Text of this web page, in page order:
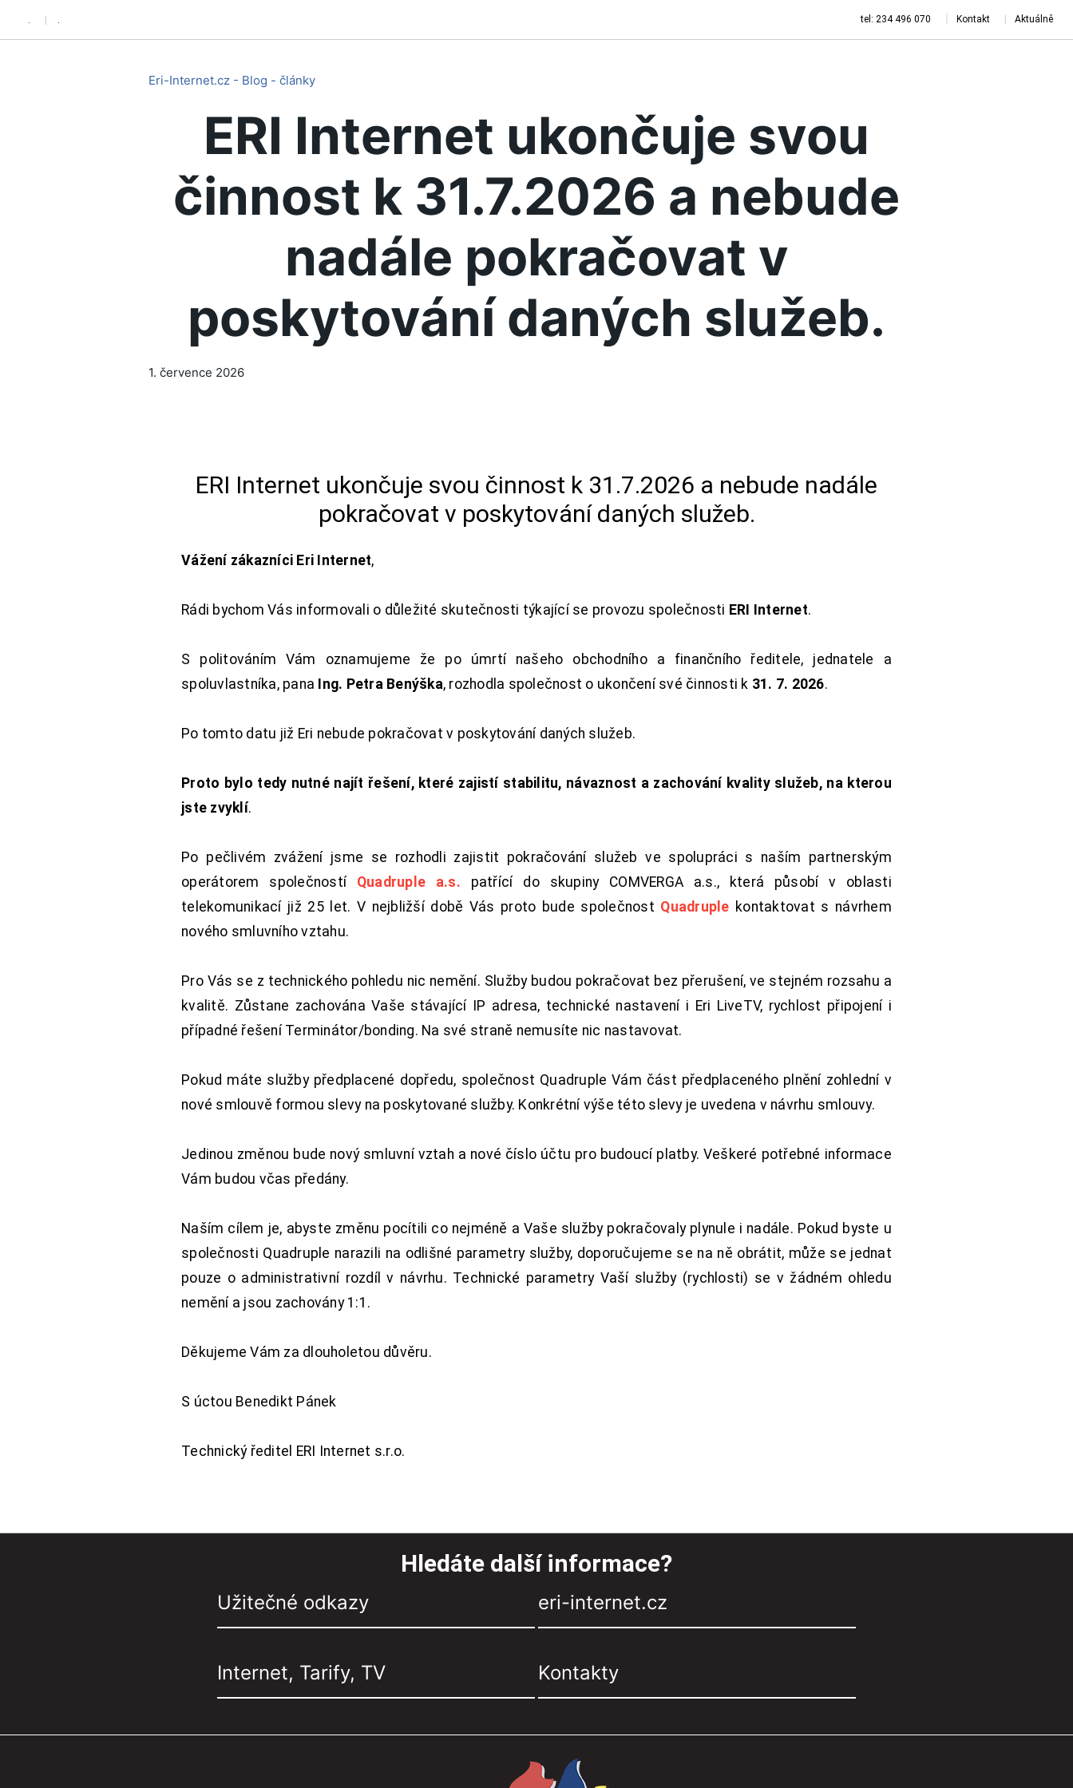
. . tel: 234 496 070 Kontakt Aktuálně
Eri-Internet.cz - Blog - články
ERI Internet ukončuje svou
činnost k 31.7.2026 a nebude
nadále pokračovat v
poskytování daných služeb.
1. července 2026
ERI Internet ukončuje svou činnost k 31.7.2026 a nebude nadále
pokračovat v poskytování daných služeb.
Vážení zákazníci Eri Internet,
Rádi bychom Vás informovali o důležité skutečnosti týkající se provozu společnosti ERI Internet.
S politováním Vám oznamujeme že po úmrtí našeho obchodního a finančního ředitele, jednatele a
spoluvlastníka, pana Ing. Petra Benýška, rozhodla společnost o ukončení své činnosti k 31. 7. 2026.
Po tomto datu již Eri nebude pokračovat v poskytování daných služeb.
Proto bylo tedy nutné najít řešení, které zajistí stabilitu, návaznost a zachování kvality služeb, na kterou
jste zvyklí.
Po pečlivém zvážení jsme se rozhodli zajistit pokračování služeb ve spolupráci s naším partnerským
operátorem společností Quadruple a.s. patřící do skupiny COMVERGA a.s., která působí v oblasti
telekomunikací již 25 let. V nejbližší době Vás proto bude společnost Quadruple kontaktovat s návrhem
nového smluvního vztahu.
Pro Vás se z technického pohledu nic nemění. Služby budou pokračovat bez přerušení, ve stejném rozsahu a
kvalitě. Zůstane zachována Vaše stávající IP adresa, technické nastavení i Eri LiveTV, rychlost připojení i
případné řešení Terminátor/bonding. Na své straně nemusíte nic nastavovat.
Pokud máte služby předplacené dopředu, společnost Quadruple Vám část předplaceného plnění zohlední v
nové smlouvě formou slevy na poskytované služby. Konkrétní výše této slevy je uvedena v návrhu smlouvy.
Jedinou změnou bude nový smluvní vztah a nové číslo účtu pro budoucí platby. Veškeré potřebné informace
Vám budou včas předány.
Naším cílem je, abyste změnu pocítili co nejméně a Vaše služby pokračovaly plynule i nadále. Pokud byste u
společnosti Quadruple narazili na odlišné parametry služby, doporučujeme se na ně obrátit, může se jednat
pouze o administrativní rozdíl v návrhu. Technické parametry Vaší služby (rychlosti) se v žádném ohledu
nemění a jsou zachovány 1:1.
Děkujeme Vám za dlouholetou důvěru.
S úctou Benedikt Pánek
Technický ředitel ERI Internet s.r.o.
Hledáte další informace?
Užitečné odkazy eri-internet.cz
Internet, Tarify, TV Kontakty